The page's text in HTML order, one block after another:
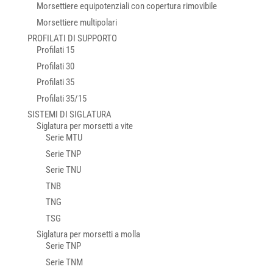
Morsettiere equipotenziali con copertura rimovibile
Morsettiere multipolari
PROFILATI DI SUPPORTO
Profilati 15
Profilati 30
Profilati 35
Profilati 35/15
SISTEMI DI SIGLATURA
Siglatura per morsetti a vite
Serie MTU
Serie TNP
Serie TNU
TNB
TNG
TSG
Siglatura per morsetti a molla
Serie TNP
Serie TNM